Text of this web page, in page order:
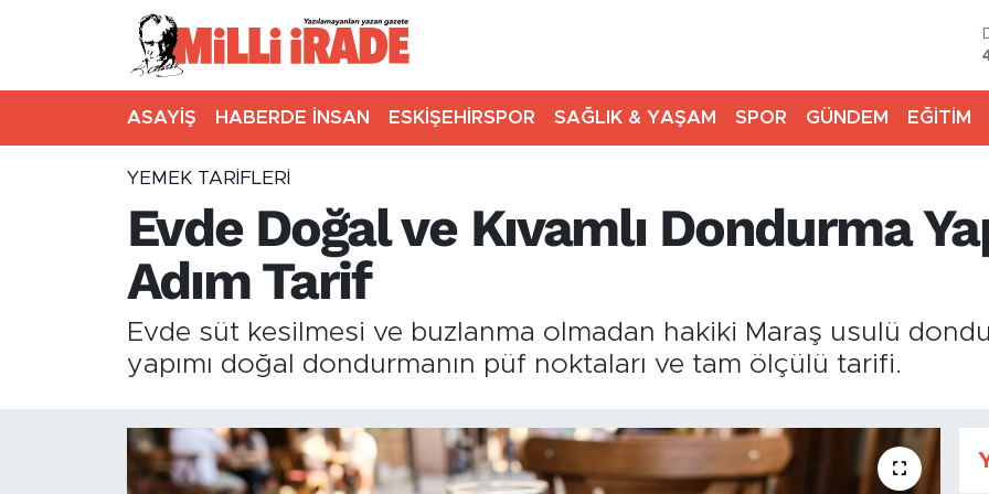
ASAYİŞ HABERDE İNSAN ESKİŞEHİRSPOR SAĞLIK & YAŞAM SPOR GÜNDEM EĞİTİM
YEMEK TARIFLERI
Evde Doğal ve Kıvamlı Dondurma
Adım Tarif
Evde süt kesilmesi ve buzlanma olmadan hakiki Maraş usulü
yapımı doğal dondurmanın püf noktaları ve tam ölçülü tarifi.